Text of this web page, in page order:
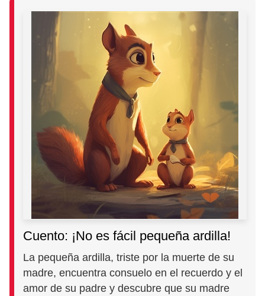
Cuento: ¡No es fácil pequeña ardilla!
La pequeña ardilla, triste por la muerte de su
madre, encuentra consuelo en el recuerdo y el
amor de su padre y descubre que su madre